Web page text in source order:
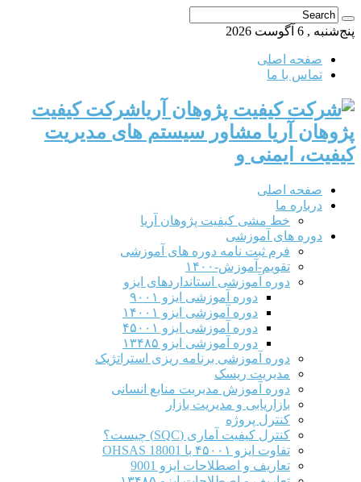
پنج‌شنبه , 6 آگوست 2026
صفحه اصلی
تماس با ما
شرکت کیفیت
پژوهان آریا مشاور سیستم های مدیریت
کیفیت، ایمنی و
صفحه اصلی
درباره ما
خط مشی کیفیت پژوهان آریا
دوره های آموزشی
فرم ثبت نامه دوره های آموزشی
تقویم-آموزش-۱۴۰۰
دوره آموزشی استانداردهای ایزو
دوره آموزشی ایزو ۹۰۰۱
دوره آموزشی ایزو ۱۴۰۰۱
دوره آموزشی ایزو ۴۵۰۰۱
دوره آموزشی ایزو ۱۳۴۸۵
دوره آموزشی برنامه ریزی استراتژیک
مدیریت ریسک
دوره آموزش مدیریت منابع انسانی
بازاریابی و مدیریت بازار
کنترل پروژه
کنترل کیفیت آماری (SQC) چیست؟
تفاوت ایزو ۴۵۰۰۱ با OHSAS 18001
تعاریف و اصطلاحات ایزو 9001